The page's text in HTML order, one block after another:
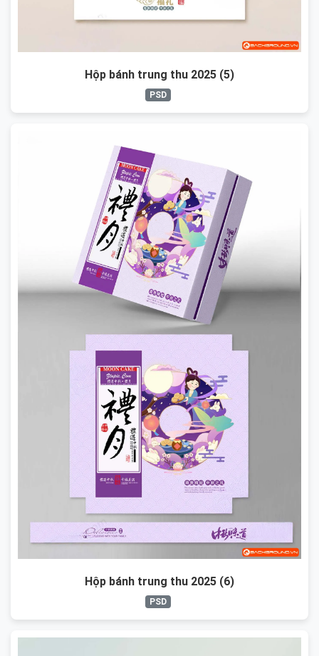
Hộp bánh trung thu 2025 (5)
PSD
Hộp bánh trung thu 2025 (6)
PSD